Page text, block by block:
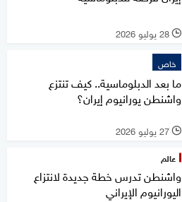
l 28 يوليو 2026
خاص
ما بعد الدبلوماسية.. كيف تنتزع
واشنطن يورانيوم إيران؟
l 27 يوليو 2026
عالم
واشنطن تدرس خطة جديدة لانتزاع
اليورانيوم الإيراني